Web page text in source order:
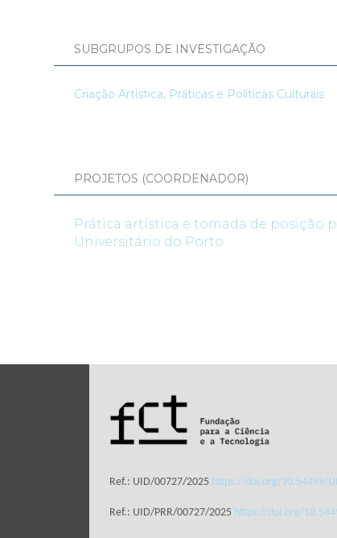
SUBGRUPOS DE INVESTIGAÇÃO
Criação Artística, Práticas e Políticas Culturais
PROJETOS (COORDENADOR)
Prática artística e tomada de posição
Universitário do Porto
Ref.: UID/00727/2025 https://doi.org/10.54499/
Ref.: UID/PRR/00727/2025 https://doi.org/